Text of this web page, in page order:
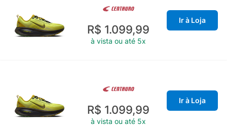
R$ 1.099,99
à vista ou até 5x
Ir à Loja
R$ 1.099,99
à vista ou até 5x
Ir à Loja